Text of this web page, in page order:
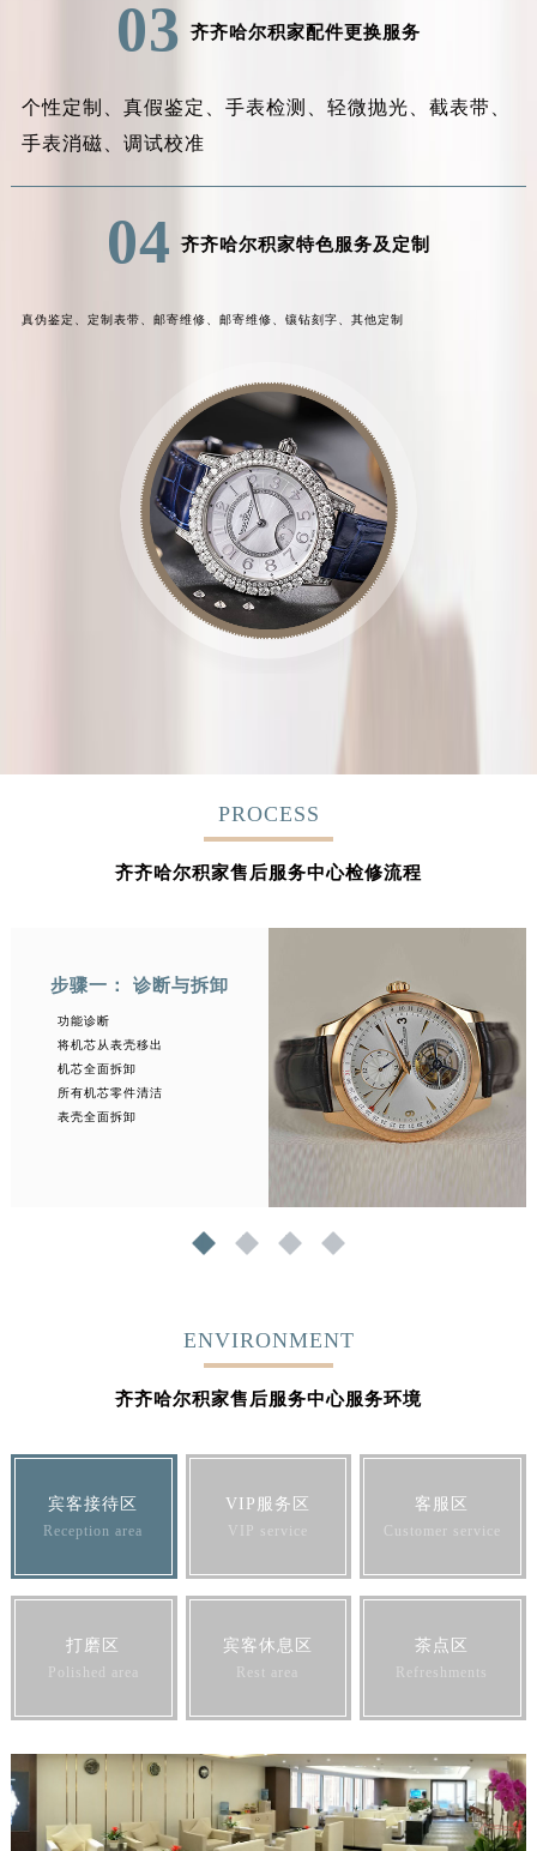
03 齐齐哈尔积家配件更换服务
个性定制、 真假鉴定、 手表检测、 轻微抛光、 截表带、
手表消磁、 调试校准
04 齐齐哈尔积家特色服务及定制
真伪鉴定、 定制表带、 邮寄维修、 邮寄维修、 镶钻刻字、 其他定制
PROCESS
齐齐哈尔积家售后服务中心检修流程
步骤一： 诊断与拆卸
功能诊断
将机芯从表壳移出
机芯全面拆卸
所有机芯零件清洁
表壳全面拆卸
1 2 3 4
ENVIRONMENT
齐齐哈尔积家售后服务中心服务环境
宾客接待区
Reception area
VIP服务区
VIP service
客服区
Customer service
打磨区
Polished area
宾客休息区
Rest area
茶点区
Refreshments